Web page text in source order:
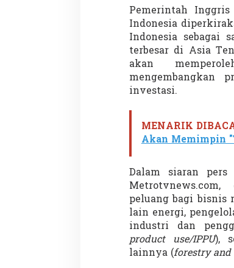
t
G
l
o
b
Pemerintah
Indonesia
Indonesia sebagai
terbesar di Asia
akan
mengembangkan
investasi.
MENARIK
Akan Memimpin
Dalam siaran
peluang bagi bisnis
lain energi,
industri dan
product use/IPPU),
lainnya (forestry and